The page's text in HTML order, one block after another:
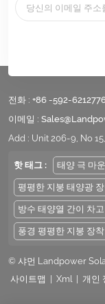
전화 : +86 -592-
이메일 :
Add : Unit 206-9, No
핫 태그 : 태양 극 마
평평한 지붕 태양광
방수 태양열 간이 차고
풍경 평평한 지붕 장착
© 샤먼 Landpower
사이트맵
Xml 개인